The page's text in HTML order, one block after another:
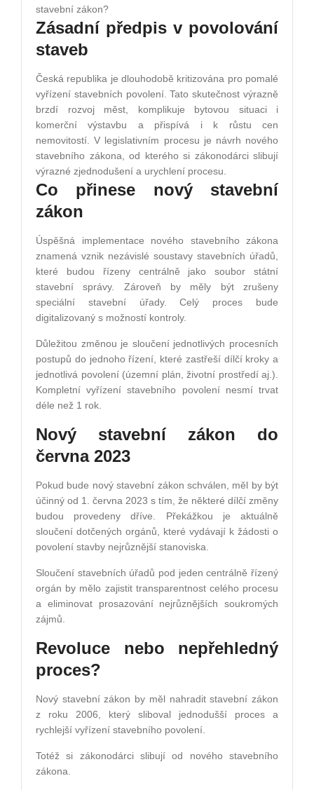
stavební zákon?
Zásadní předpis v povolování
staveb
Česká republika je dlouhodobě kritizována pro pomalé
vyřízení stavebních povolení. Tato skutečnost výrazně
brzdí rozvoj měst, komplikuje bytovou situaci i
komerční výstavbu a přispívá i k růstu cen
nemovitostí. V legislativním procesu je návrh nového
stavebního zákona, od kterého si zákonodárci slibují
výrazné zjednodušení a urychlení procesu.
Co přinese nový stavební
zákon
Úspěšná implementace nového stavebního zákona
znamená vznik nezávislé soustavy stavebních úřadů,
které budou řízeny centrálně jako soubor státní
stavební správy. Zároveň by měly být zrušeny
speciální stavební úřady. Celý proces bude
digitalizovaný s možností kontroly.
Důležitou změnou je sloučení jednotlivých procesních
postupů do jednoho řízení, které zastřeší dílčí kroky a
jednotlivá povolení (územní plán, životní prostředí aj.).
Kompletní vyřízení stavebního povolení nesmí trvat
déle než 1 rok.
Nový stavební zákon do
června 2023
Pokud bude nový stavební zákon schválen, měl by být
účinný od 1. června 2023 s tím, že některé dílčí změny
budou provedeny dříve. Překážkou je aktuálně
sloučení dotčených orgánů, které vydávají k žádosti o
povolení stavby nejrůznější stanoviska.
Sloučení stavebních úřadů pod jeden centrálně řízený
orgán by mělo zajistit transparentnost celého procesu
a eliminovat prosazování nejrůznějších soukromých
zájmů.
Revoluce nebo nepřehledný
proces?
Nový stavební zákon by měl nahradit stavební zákon
z roku 2006, který sliboval jednodušší proces a
rychlejší vyřízení stavebního povolení.
Totéž si zákonodárci slibují od nového stavebního
zákona.